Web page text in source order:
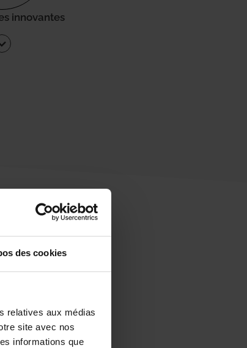
des cookies
relatives aux médias
site avec nos
informations que
innovantes